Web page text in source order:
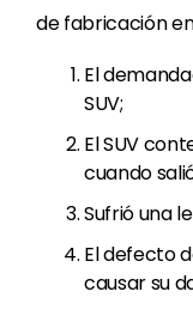
de fabricación
El
SUV;
El SUV
cuando
Sufrió una
El defecto
causar su